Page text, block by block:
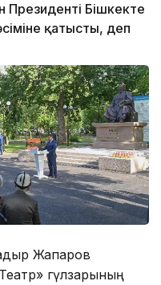
Президенті Бішкекте
қатысты, деп
Жапаров
гүлзарының